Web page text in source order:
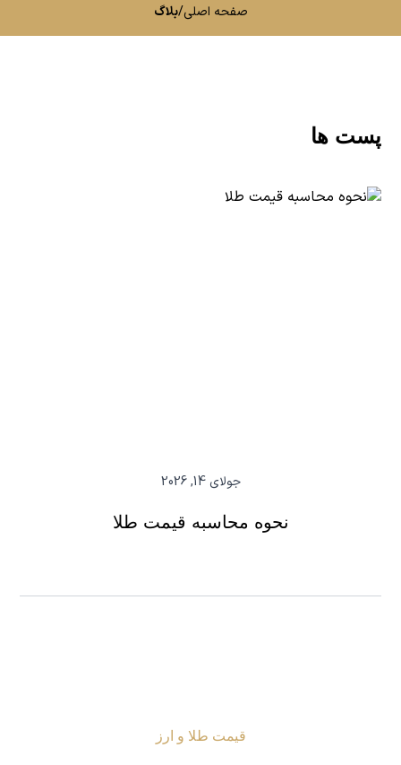
صفحه اصلی/بلاگ
پست ها
جولای 14, 2026
نحوه محاسبه قیمت طلا
قیمت طلا و ارز